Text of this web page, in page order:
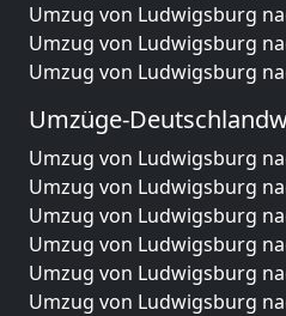
Umzug von Ludwigsburg
Umzug von Ludwigsburg
Umzug von Ludwigsburg
Umzüge-
Umzug von Ludwigsburg
Umzug von Ludwigsburg
Umzug von Ludwigsburg
Umzug von Ludwigsburg
Umzug von Ludwigsburg
Umzug von Ludwigsburg